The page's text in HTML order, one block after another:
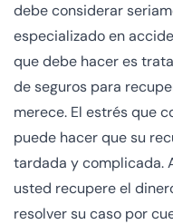
debe considerar
especializado en
que debe hacer es
de seguros para
merece. El estrés que
puede hacer que su
tardada y complicada.
usted recupere el
resolver su caso por